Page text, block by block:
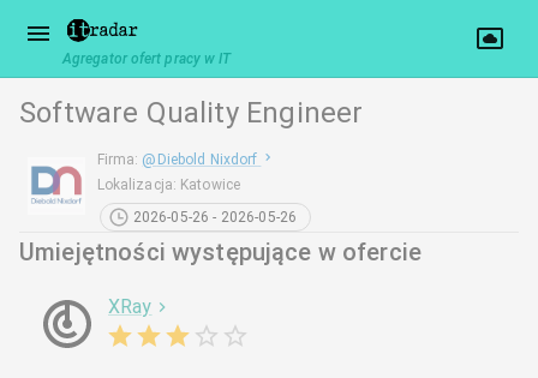
Agregator ofert pracy w IT
Software Quality Engineer
Firma: @ Diebold Nixdorf
Lokalizacja: Katowice
2026-05-26 - 2026-05-26
Umiejętności występujące w ofercie
XRay